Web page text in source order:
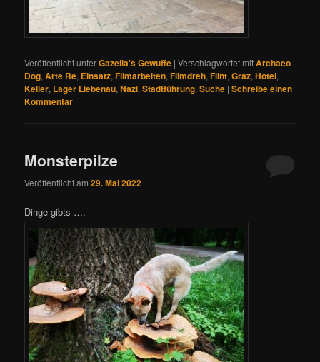
Veröffentlicht unterGazella's Gewuffe |Verschlagwortet mitArchaeo
Dog,Arte Re, Einsatz,Filmarbeiten,Filmdreh,Flint,Graz,Hotel,
Keller, Lager Liebenau,Nazi,Stadtführung,Suche |Schreibe einen
Kommentar
Monsterpilze
Veröffentlicht am29. Mai 2022
Dinge gibts ….